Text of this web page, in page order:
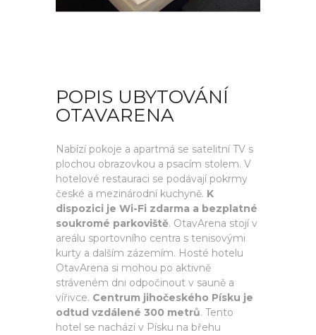
POPIS UBYTOVÁNÍ
OTAVARENA
Nabízí pokoje a apartmá se satelitní TV s
plochou obrazovkou a psacím stolem. V
hotelové restauraci se podávají pokrmy
české a mezinárodní kuchyně. K
dispozici je Wi-Fi zdarma a bezplatné
soukromé parkoviště. OtavArena stojí v
areálu sportovního centra s tenisovými
kurty a dalším zázemím. Hosté hotelu
OtavArena si mohou po aktivně
stráveném dni odpočinout v sauně a
vířivce. Centrum jihočeského Písku je
odtud vzdálené 300 metrů. Tento
hotel se nachází v Písku na břehu